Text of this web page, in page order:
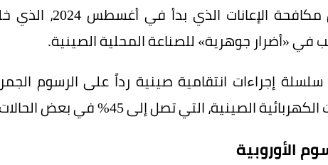
وجاء هذا القرار بعد تحقيق
في «أضرار جوهرية» للصناعة المحلية الصينية.
إجراءات انتقامية صينية رداً على الرسوم
الصينية، التي تصل إلى 45% في بعض الحالات.
الأوروبية